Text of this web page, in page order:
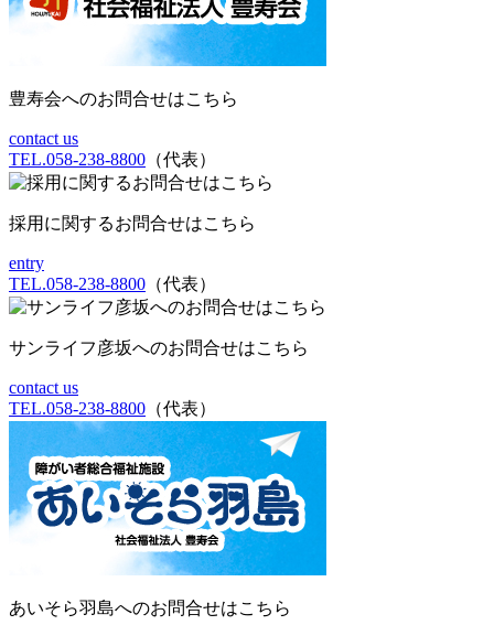
豊寿会へのお問合せはこちら
contact us
TEL.058-238-8800 （代表）
採用に関するお問合せはこちら
entry
TEL.058-238-8800 （代表）
サンライフ彦坂へのお問合せはこちら
contact us
TEL.058-238-8800 （代表）
あいそら羽島へのお問合せはこちら